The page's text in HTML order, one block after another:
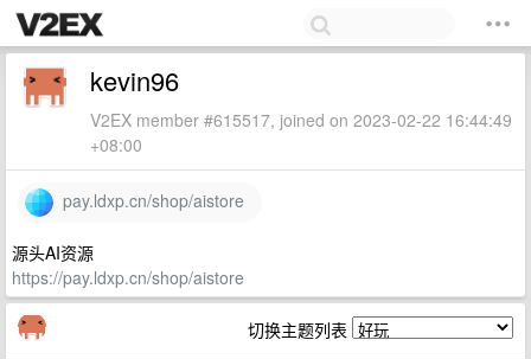
kevin96
V2EX member #615517, joined on 2023-02-22 16:44:49
+08:00
pay.ldxp.cn/shop/aistore
源头AI资源
https://pay.ldxp.cn/shop/aistore
切换主题列表